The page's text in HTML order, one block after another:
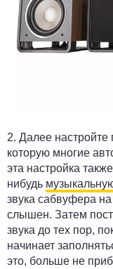
2. Далее настройте
которую многие
эта настройка
нибудь
звука сабвуфера
слышен. Затем
звука до тех пор,
начинает
это, больше не